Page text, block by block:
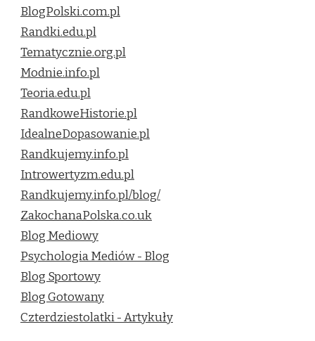
BlogPolski.com.pl
Randki.edu.pl
Tematycznie.org.pl
Modnie.info.pl
Teoria.edu.pl
RandkoweHistorie.pl
IdealneDopasowanie.pl
Randkujemy.info.pl
Introwertyzm.edu.pl
Randkujemy.info.pl/blog/
ZakochanaPolska.co.uk
Blog Mediowy
Psychologia Mediów - Blog
Blog Sportowy
Blog Gotowany
Czterdziestolatki - Artykuły